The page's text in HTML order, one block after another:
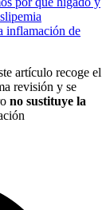
inflamación de
artículo recoge el
revisión y se
no sustituye la